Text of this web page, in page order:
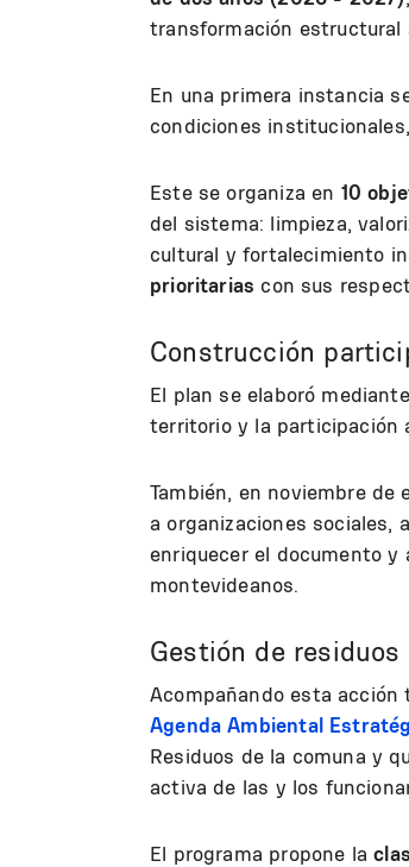
transformación estructural
En una primera instancia
condiciones
Este se organiza en 10
del sistema: limpieza,
cultural y fortalecimiento
prioritarias con sus
Construcción
El plan se elaboró
territorio y la participación
También, en noviembre de
a organizaciones sociales,
enriquecer el documento y
montevideanos.
Gestión de
Acompañando esta
Agenda Ambiental
Residuos de la comuna y
activa de las y los
El programa propone la